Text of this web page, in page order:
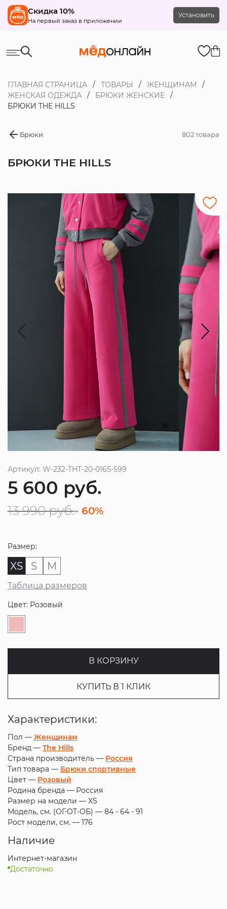
Скидка 10%
На первый заказ в приложении
Установить
ГЛАВНАЯ СТРАНИЦА ТОВАРЫ
ЖЕНЩИНАМ
ЖЕНСКАЯ ОДЕЖДА
БРЮКИ ЖЕНСКИЕ
БРЮКИ THE HILLS
Брюки 802 товара
БРЮКИ THE HILLS
Артикул: W-232-THT-20-0165-599
5 600 руб.
13 990 руб.- 60%
Размер:
XS S M
Таблица размеров
Цвет: Розовый
В КОРЗИНУ
КУПИТЬ В 1 КЛИК
Характеристики:
Пол — Женщинам
Бренд — The Hills
Страна производитель — Россия
Тип товара — Брюки спортивные
Цвет — Розовый
Родина бренда — Россия
Размер на модели — XS
Модель, см. (ОГ-ОТ-ОБ) — 84 - 64 - 91
Рост модели, см. — 176
Наличие
Интернет-магазин
Достаточно